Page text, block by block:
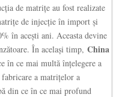
de matrițe au fost realizate
de injecție în import și
în acești ani. Aceasta devine
În același timp, China
în ce mai multă înțelegere a
a matrițelor a
din ce în ce mai profund